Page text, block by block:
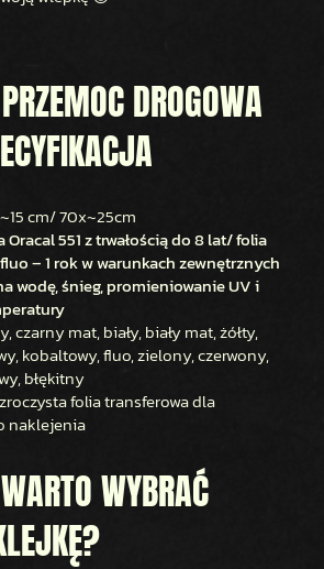
DROGOWA
cm/ 70x~25cm
Oracal 551 z trwałością do 8 lat/ folia
– 1 rok w warunkach zewnętrznych
wodę, śnieg, promieniowanie UV i
czarny mat, biały, biały mat, żółty,
kobaltowy, fluo, zielony, czerwony,
błękitny
folia transferowa dla
naklejenia
WYBRAĆ